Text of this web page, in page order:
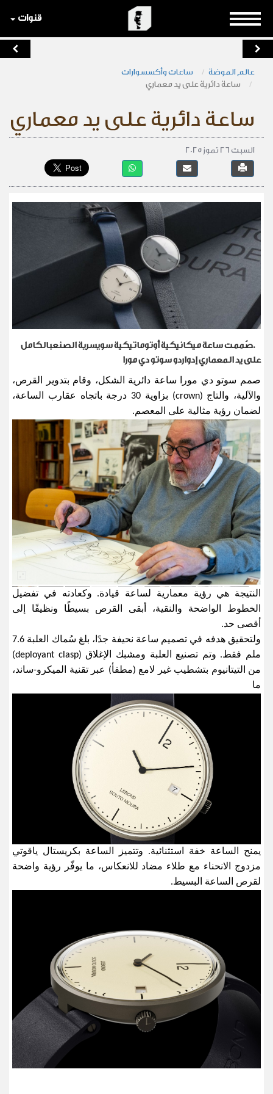
قنوات
عالم الموضة
ساعات وأكسسوارات
ساعة دائرية على يد معماري
ساعة دائرية على يد معماري
السبت 26 تموز 2025
.صُممت ساعة ميكانيكية أوتوماتيكية سويسرية الصنعبالكامل
على يد المعماري إدواردو سوتو دي مورا
صمم سوتو دي مورا ساعة دائرية الشكل، وقام بتدوير القرص،
والآلية، والتاج (crown)
بزاوية 30 درجة باتجاه عقارب الساعة،
لضمان رؤية مثالية على المعصم.
النتيجة هي رؤية معمارية لساعة قيادة. وكعادته في تفضيل
الخطوط الواضحة والنقية، أبقى القرص بسيطًا ونظيفًا إلى
أقصى حد.
ولتحقيق هدفه في تصميم ساعة نحيفة جدًا، بلغ سُماك العلبة 7.6
ملم فقط. وتم تصنيع العلبة ومشبك الإغلاق(deployant clasp)
من التيتانيوم بتشطيب غير لامع (مطفأ) عبر تقنية الميكرو-ساند،
ما
يمنح الساعة خفة استثنائية. وتتميز الساعة بكريستال ياقوتي
مزدوج الانحناء مع طلاء مضاد للانعكاس، ما يوفّر رؤية واضحة
لقرص الساعة البسيط.